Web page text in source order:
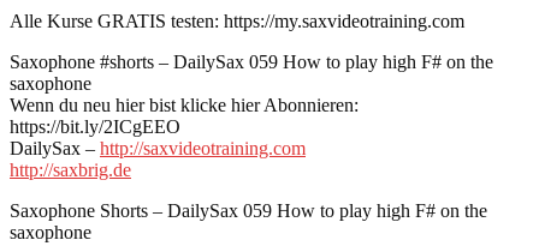
Alle Kurse GRATIS testen: https://my.saxvideotraining.com
Saxophone #shorts – DailySax 059 How to play high F# on the
saxophone
Wenn du neu hier bist klicke hier Abonnieren:
https://bit.ly/2ICgEEO
DailySax – http://saxvideotraining.com
http://saxbrig.de
Saxophone Shorts – DailySax 059 How to play high F# on the
saxophone